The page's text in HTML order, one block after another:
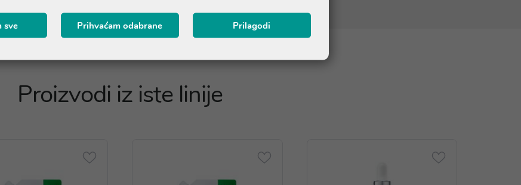
Proizvodi iz iste linije
sve Prihvaćam odabrane Prilagodi